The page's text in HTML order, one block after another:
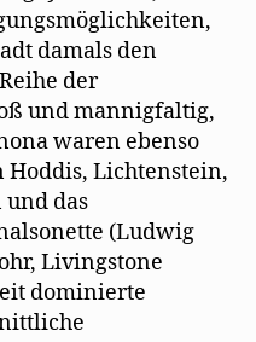
damals den
der
und mannigfaltig,
waren ebenso
Lichtenstein,
und das
(Ludwig
Livingstone
dominierte